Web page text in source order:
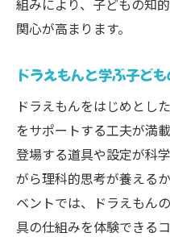
組みにより、子どもの知
関心が高まります。
ドラえもんと学ぶ子ど
ドラえもんをはじめとし
をサポートする工夫が満
登場する道具や設定が科
がら理科的思考が養える
ベントでは、ドラえもん
具の仕組みを体験できる